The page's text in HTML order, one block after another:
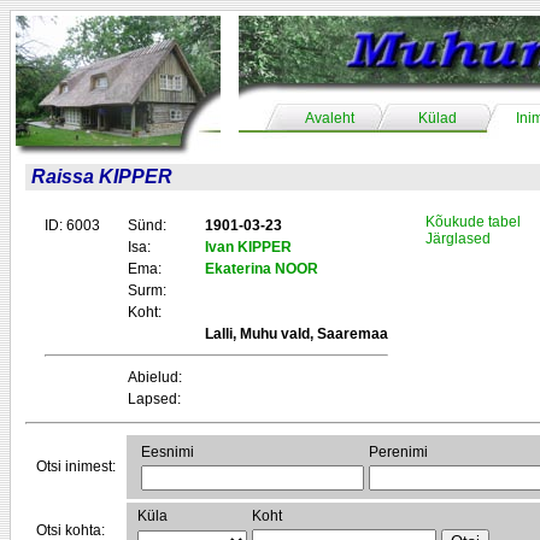
Avaleht Külad
Raissa KIPPER
ID: 6003 Sünd:
1901-03-23
Isa:
Ivan KIPPER
Ema:
Ekaterina NOOR
Surm:
Koht:
Lalli, Muhu vald, Saaremaa
Abielud:
Lapsed:
Kõukude tabel
Järglased
Otsi inimest:
Eesnimi Perenimi
Otsi kohta:
Küla Koht